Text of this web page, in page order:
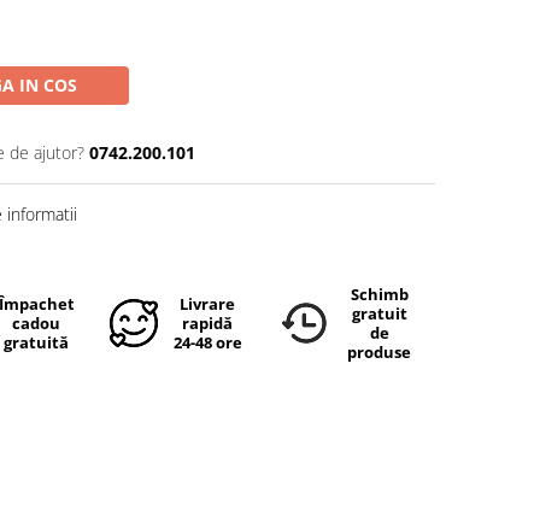
IN COS
de ajutor? 0742.200.101
informatii
cadou
gratuită
Livrare
rapidă
24-48 ore
Schimb
gratuit
de
produse